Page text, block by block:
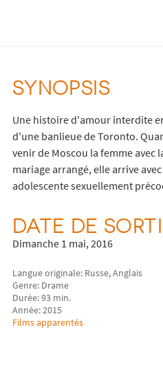
SYNOPSIS
Une histoire d'amour interdite
d'une banlieue de Toronto.
venir de Moscou la femme avec
mariage arrangé, elle arrive
adolescente sexuellement
DATE DE
Dimanche 1 mai, 2016
Langue originale: Russe, Anglais
Genre: Drame
Durée: 93 min.
Année: 2015
Films apparentés